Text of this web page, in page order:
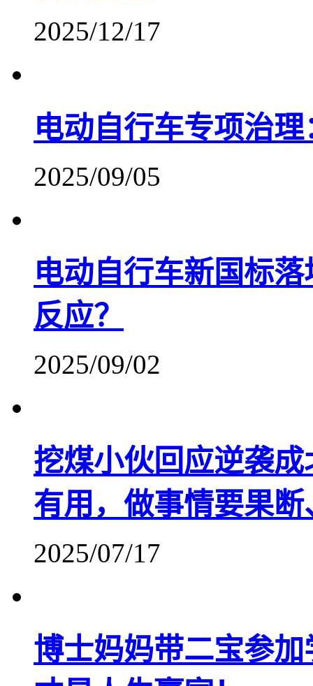
2025/12/17
电动自行车专项治
2025/09/05
电动自行车新国标
反应？
2025/09/02
挖煤小伙回应逆袭
有用，做事情要果
2025/07/17
博士妈妈带二宝参